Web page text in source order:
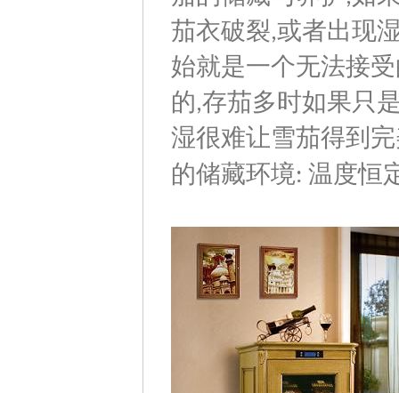
茄衣破裂,或者出现
始就是一个无法接
的,存茄多时如果只
湿很难让雪茄得到
的储藏环境: 温度恒